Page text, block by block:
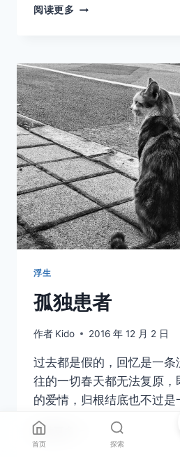
阅读更多 还
信
爱
情
啊
混
蛋！
浮生
孤独患者
作者 Kido 2016 年 12 月 2 日
过去都是假的，回忆是一条
往的一切春天都无法复原
的爱情，归根结底也不过
阅读更多
首页 探索